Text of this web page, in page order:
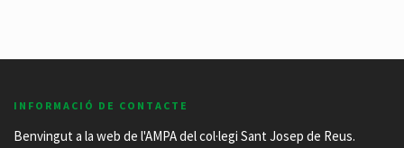
INFORMACIÓ DE CONTACTE
Benvingut a la web de l'AMPA del col·legi Sant Josep de Reus.